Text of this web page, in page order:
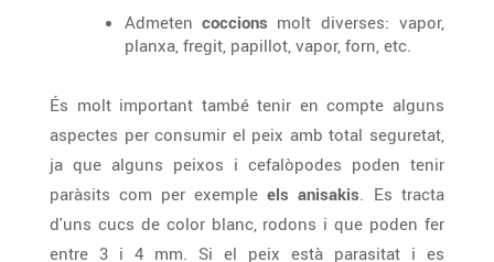
Admeten coccions molt diverses: vapor,
planxa, fregit, papillot, vapor, forn, etc.
És molt important també tenir en compte alguns
aspectes per consumir el peix amb total seguretat,
ja que alguns peixos i cefalòpodes poden tenir
paràsits com per exemple els anisakis. Es tracta
d'uns cucs de color blanc, rodons i que poden fer
entre 3 i 4 mm. Si el peix està parasitat i es